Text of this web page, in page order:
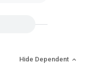
Hide Dependent